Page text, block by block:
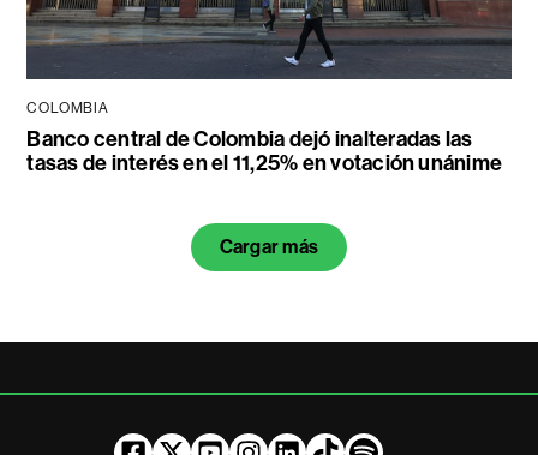
COLOMBIA
Banco central de Colombia dejó inalteradas las
tasas de interés en el 11,25% en votación unánime
Cargar más